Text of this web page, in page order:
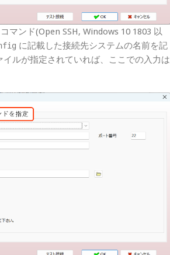
マンド(Open SSH, Windows 10 1803 以
に記載した接続先システムの名前を記
ルが指定されていれば、ここでの入力は